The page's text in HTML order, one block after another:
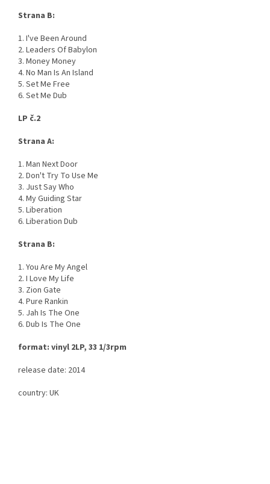
Strana B:
1. I've Been Around
2. Leaders Of Babylon
3. Money Money
4. No Man Is An Island
5. Set Me Free
6. Set Me Dub
LP č.2
Strana A:
1. Man Next Door
2. Don't Try To Use Me
3. Just Say Who
4. My Guiding Star
5. Liberation
6. Liberation Dub
Strana B:
1. You Are My Angel
2. I Love My Life
3. Zion Gate
4. Pure Rankin
5. Jah Is The One
6. Dub Is The One
format: vinyl 2LP, 33 1/3rpm
release date: 2014
country: UK